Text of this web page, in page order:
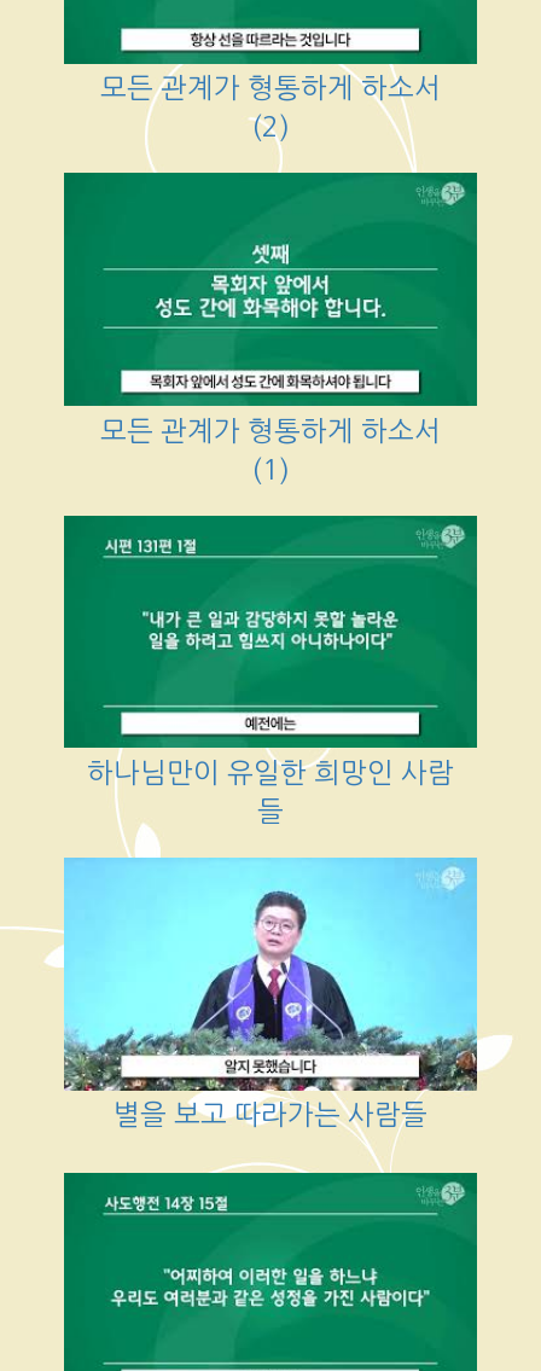
모든 관계가 형통하게 하소서
(2)
모든 관계가 형통하게 하소서
(1)
하나님만이 유일한 희망인 사람
들
별을 보고 따라가는 사람들